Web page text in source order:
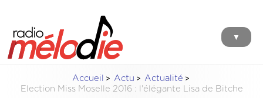
▼
Accueil Actu
Actualité
Election Miss Moselle 2016 : l'élégante Lisa de Bitche